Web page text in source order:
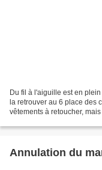
Du fil à l'aiguille est en
la retrouver au 6 place des
vêtements à retoucher,
Annulation du